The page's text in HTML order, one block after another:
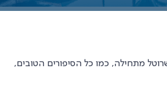
מתחילה, כמו כל הסיפורים הטובים,